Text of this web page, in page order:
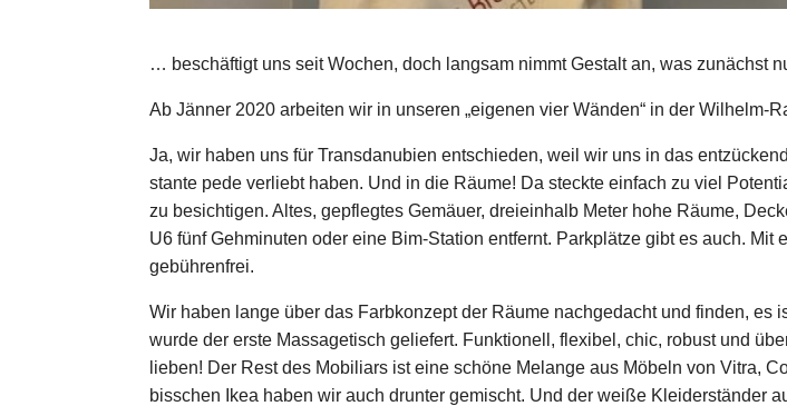
… beschäftigt uns seit Wochen, doch langsam nimmt Gestalt an, was zunächst
Ab Jänner 2020 arbeiten wir in unseren „eigenen vier Wänden“ in der Wilhelm-
Ja, wir haben uns für Transdanubien entschieden, weil wir uns in das
stante pede verliebt haben. Und in die Räume! Da steckte einfach zu viel
zu besichtigen. Altes, gepflegtes Gemäuer, dreieinhalb Meter hohe Räume,
U6 fünf Gehminuten oder eine Bim-Station entfernt. Parkplätze gibt es auch. Mit
gebührenfrei.
Wir haben lange über das Farbkonzept der Räume nachgedacht und finden, es
wurde der erste Massagetisch geliefert. Funktionell, flexibel, chic, robust und
lieben! Der Rest des Mobiliars ist eine schöne Melange aus Möbeln von Vitra,
bisschen Ikea haben wir auch drunter gemischt. Und der weiße Kleiderständer